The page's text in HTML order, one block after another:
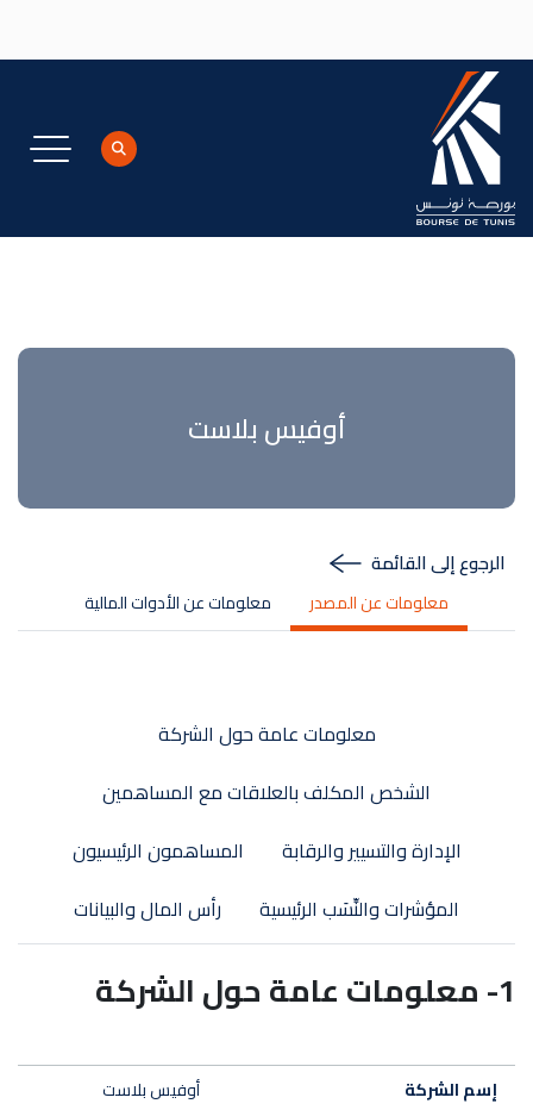
أوفيس بلاست
الرجوع إلى القائمة
معلومات عن المصدر معلومات عن الأدوات المالية
معلومات عامة حول الشركة
الشخص المكلف بالعلاقات مع المساهمين
الإدارة والتسيير والرقابة
المساهمون الرئيسيون
المؤشرات والنِّسَب الرئيسية
رأس المال والبيانات
1- معلومات عامة حول الشركة
إسم الشركة
أوفيس بلاست